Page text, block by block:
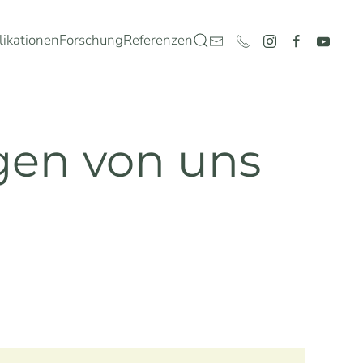
ForschungReferenzen
von uns